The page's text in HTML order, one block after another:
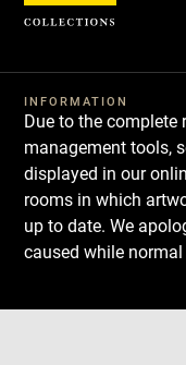
INFORMATION
Due to the
management tools,
displayed in our
rooms in which
up to date. We
caused while
Download
Next
Previous
Cookies management